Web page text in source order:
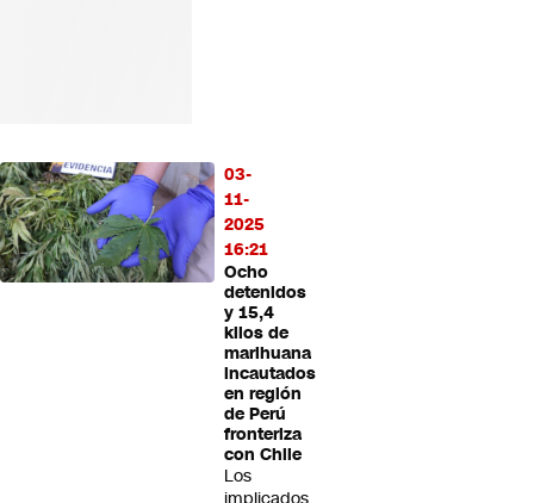
03-
11-
2025
16:21
Ocho
detenidos
y 15,4
kilos de
marihuana
incautados
en región
de Perú
fronteriza
con Chile
Los
implicados